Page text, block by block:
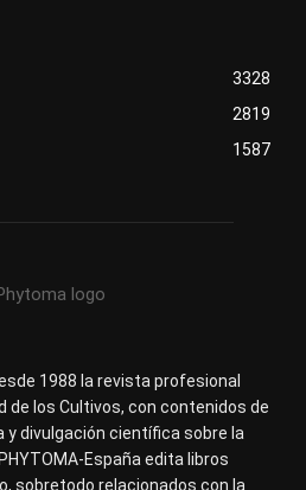
3328
2819
1587
1988 la revista profesional
de los Cultivos, con contenidos de
divulgación científica sobre la
España edita libros
sobretodo relacionados con la